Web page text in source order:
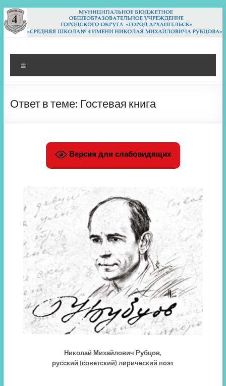
Перейти
к
содержимому
МБОУ СШ 4
Архангельск
Ответ в теме: Гостевая книга
Версия для слабовидящих
Николай Михайлович Рубцов,
русский (советский) лирический поэт